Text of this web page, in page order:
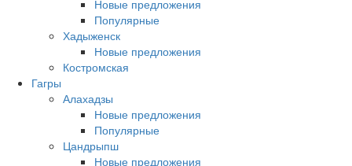
Новые предложения
Популярные
Хадыженск
Новые предложения
Костромская
Гагры
Алахадзы
Новые предложения
Популярные
Цандрыпш
Новые предложения